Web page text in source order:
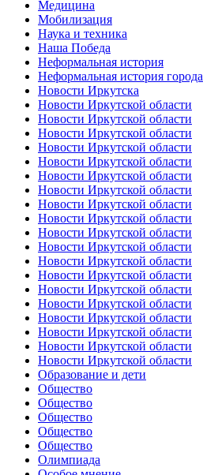
Медицина
Мобилизация
Наука и техника
Наша Победа
Неформальная история
Неформальная история города
Новости Иркутска
Новости Иркутской области
Новости Иркутской области
Новости Иркутской области
Новости Иркутской области
Новости Иркутской области
Новости Иркутской области
Новости Иркутской области
Новости Иркутской области
Новости Иркутской области
Новости Иркутской области
Новости Иркутской области
Новости Иркутской области
Новости Иркутской области
Новости Иркутской области
Новости Иркутской области
Новости Иркутской области
Новости Иркутской области
Новости Иркутской области
Новости Иркутской области
Образование и дети
Общество
Общество
Общество
Общество
Общество
Олимпиада